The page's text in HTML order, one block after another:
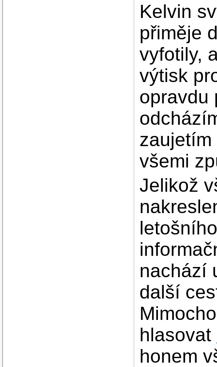
Kelvin
přiměje
vyfotily,
výtisk
opravdu
všemi
Jelikož
nachází
další
hlasovat
honem